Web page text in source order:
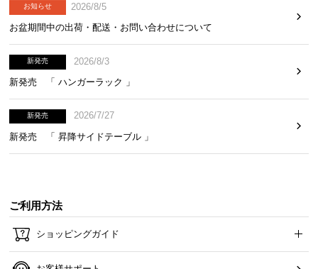
お知らせ
2026/8/5
お盆期間中の出荷・配送・お問い合わせについて
新発売
2026/8/3
新発売 「 ハンガーラック 」
新発売
2026/7/27
新発売 「 昇降サイドテーブル 」
ご利用方法
ショッピングガイド